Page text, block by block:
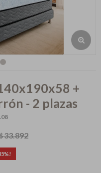
+
- 2 plazas
$33.892